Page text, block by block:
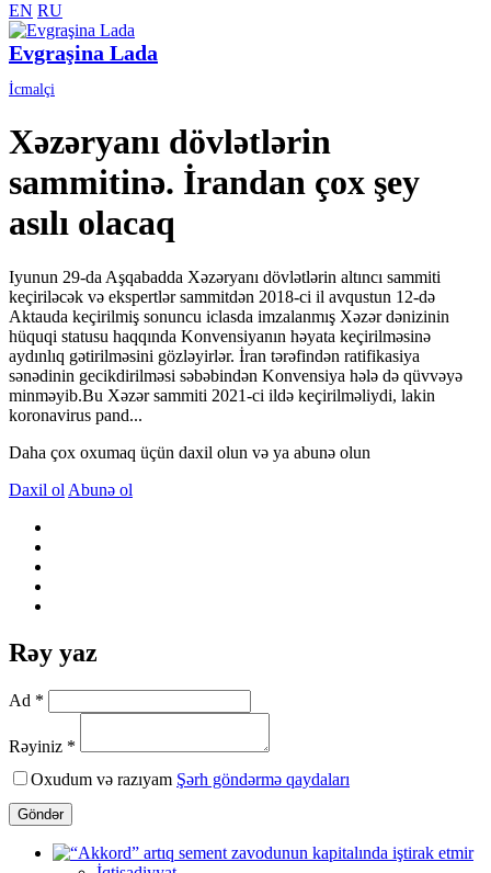
EN RU
Evgraşina Lada
İcmalçi
Xəzəryanı dövlətlərin
sammitinə. İrandan çox şey
asılı olacaq
Iyunun 29-da Aşqabadda Xəzəryanı dövlətlərin altıncı sammiti
keçiriləcək və ekspertlər sammitdən 2018-ci il avqustun 12-də
Aktauda keçirilmiş sonuncu iclasda imzalanmış Xəzər dənizinin
hüquqi statusu haqqında Konvensiyanın həyata keçirilməsinə
aydınlıq gətirilməsini gözləyirlər. İran tərəfindən ratifikasiya
sənədinin gecikdirilməsi səbəbindən Konvensiya hələ də qüvvəyə
minməyib.Bu Xəzər sammiti 2021-ci ildə keçirilməliydi, lakin
koronavirus pand...
Daha çox oxumaq üçün daxil olun və ya abunə olun
Daxil ol Abunə ol
Rəy yaz
Ad *
Rəyiniz *
Oxudum və razıyam Şərh göndərmə qaydaları
Göndər